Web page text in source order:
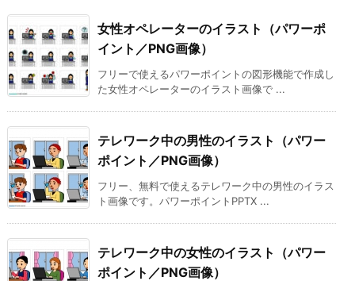
女性オペレーターのイラスト（パワーポ
イント／PNG画像）
フリーで使えるパワーポイントの図形機能で作成し
た女性オペレーターのイラスト画像で ...
テレワーク中の男性のイラスト（パワー
ポイント／PNG画像）
フリー、無料で使えるテレワーク中の男性のイラス
ト画像です。パワーポイントPPTX ...
テレワーク中の女性のイラスト（パワー
ポイント／PNG画像）